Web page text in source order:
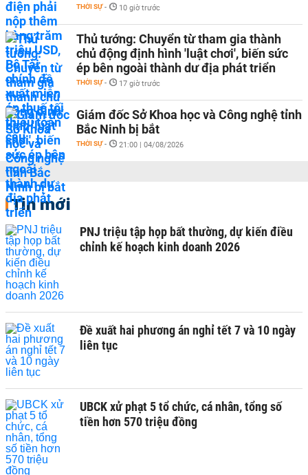
THỜI SỰ - 10 giờ trước
Thủ tướng: Chuyển từ tham gia thành
chủ động định hình 'luật chơi', biến sức
ép bên ngoài thành dư địa phát triển
THỜI SỰ - 17 giờ trước
Giám đốc Sở Khoa học và Công nghệ tỉnh
Bắc Ninh bị bắt
THỜI SỰ - 21:00 | 04/08/2026
Tin mới
PNJ triệu tập họp bất thường, dự kiến điều
chỉnh kế hoạch kinh doanh 2026
Đề xuất hai phương án nghỉ tết 7 và 10 ngày
liên tục
UBCK xử phạt 5 tổ chức, cá nhân, tổng số
tiền hơn 570 triệu đồng